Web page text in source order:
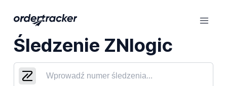
Śledzenie ZNlogic